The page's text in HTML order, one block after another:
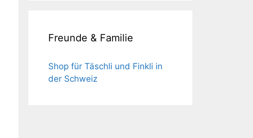
Freunde & Familie
Shop für Täschli und Finkli in
der Schweiz